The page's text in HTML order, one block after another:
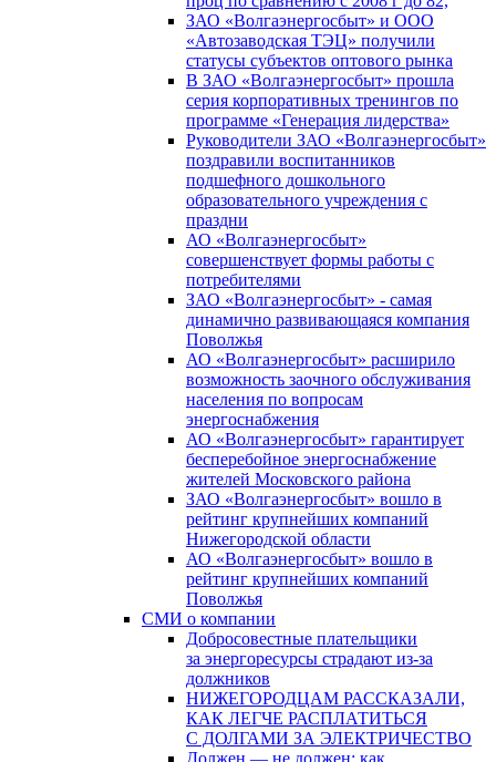
ЗАО «Волгаэнергосбыт» и ООО
«Автозаводская ТЭЦ» получили
статусы субъектов оптового рынка
В ЗАО «Волгаэнергосбыт» прошла
серия корпоративных тренингов по
программе «Генерация лидерства»
Руководители ЗАО «Волгаэнергосбыт»
поздравили воспитанников
подшефного дошкольного
образовательного учреждения с
праздни
АО «Волгаэнергосбыт»
совершенствует формы работы с
потребителями
ЗАО «Волгаэнергосбыт» - самая
динамично развивающаяся компания
Поволжья
АО «Волгаэнергосбыт» расширило
возможность заочного обслуживания
населения по вопросам
энергоснабжения
АО «Волгаэнергосбыт» гарантирует
бесперебойное энергоснабжение
жителей Московского района
ЗАО «Волгаэнергосбыт» вошло в
рейтинг крупнейших компаний
Нижегородской области
АО «Волгаэнергосбыт» вошло в
рейтинг крупнейших компаний
Поволжья
СМИ о компании
Добросовестные плательщики
за энергоресурсы страдают из-за
должников
НИЖЕГОРОДЦАМ РАССКАЗАЛИ,
КАК ЛЕГЧЕ РАСПЛАТИТЬСЯ
С ДОЛГАМИ ЗА ЭЛЕКТРИЧЕСТВО